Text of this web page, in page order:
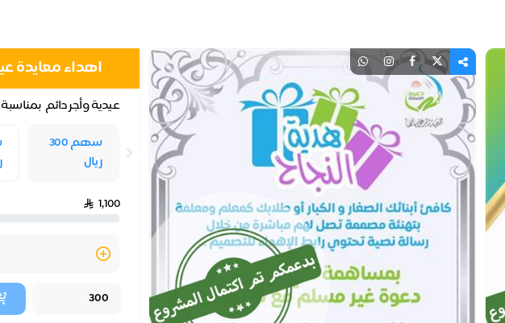
اهداء معايدة
مشروع
عيدية وأجر دائم
سهم 300
ريال
1,100
Quantity